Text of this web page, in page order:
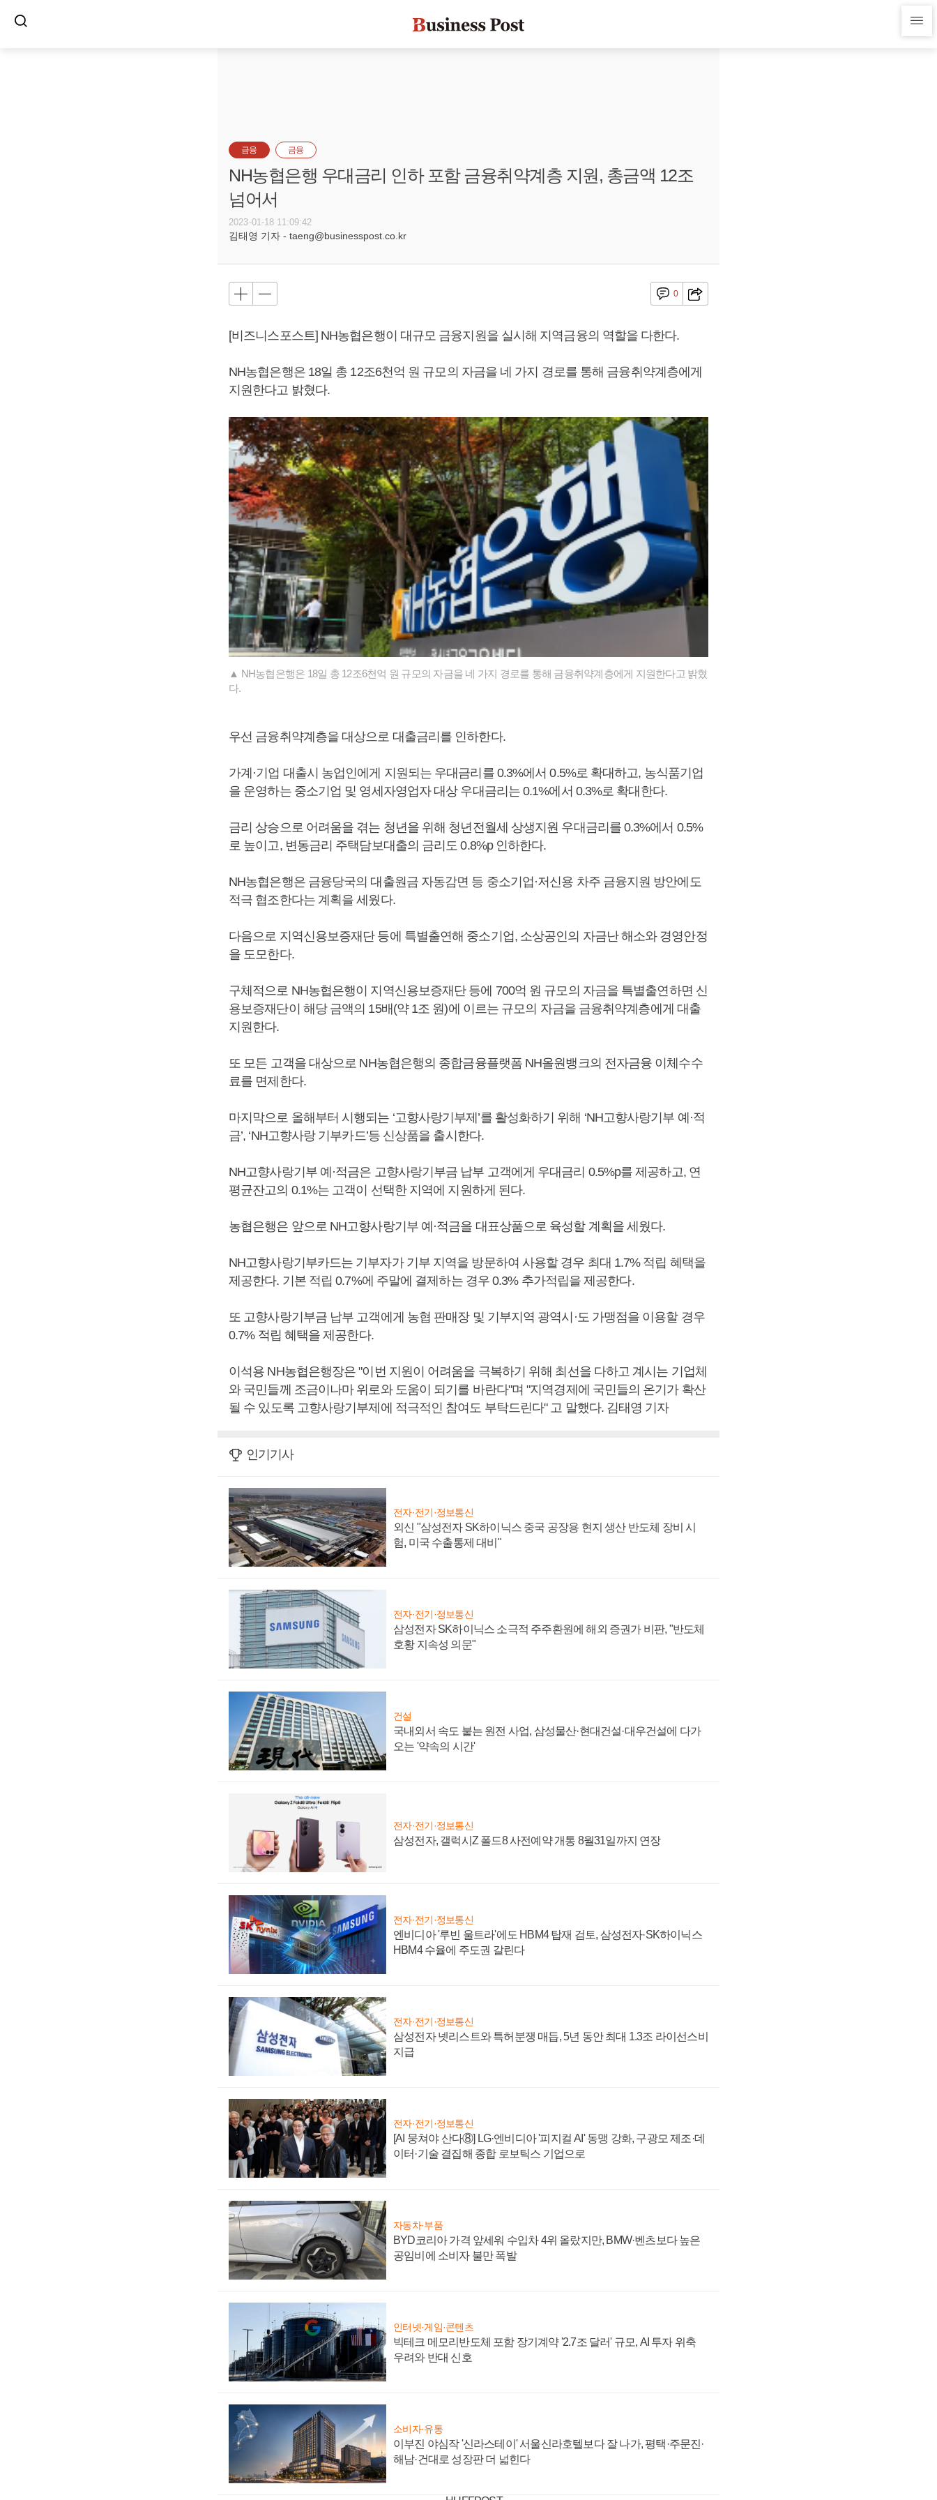
금융 금융
NH농협은행 우대금리 인하 포함 금융취약계층 지원, 총금액 12조
넘어서
2023-01-18 11:09:42
김태영 기자 - taeng@businesspost.co.kr
0
[비즈니스포스트] NH농협은행이 대규모 금융지원을 실시해 지역금융의 역할을 다한다.
NH농협은행은 18일 총 12조6천억 원 규모의 자금을 네 가지 경로를 통해 금융취약계층에게
지원한다고 밝혔다.
▲ NH농협은행은 18일 총 12조6천억 원 규모의 자금을 네 가지 경로를 통해 금융취약계층에게 지원한다고 밝혔
다.
우선 금융취약계층을 대상으로 대출금리를 인하한다.
가계·기업 대출시 농업인에게 지원되는 우대금리를 0.3%에서 0.5%로 확대하고, 농식품기업
을 운영하는 중소기업 및 영세자영업자 대상 우대금리는 0.1%에서 0.3%로 확대한다.
금리 상승으로 어려움을 겪는 청년을 위해 청년전월세 상생지원 우대금리를 0.3%에서 0.5%
로 높이고, 변동금리 주택담보대출의 금리도 0.8%p 인하한다.
NH농협은행은 금융당국의 대출원금 자동감면 등 중소기업·저신용 차주 금융지원 방안에도
적극 협조한다는 계획을 세웠다.
다음으로 지역신용보증재단 등에 특별출연해 중소기업, 소상공인의 자금난 해소와 경영안정
을 도모한다.
구체적으로 NH농협은행이 지역신용보증재단 등에 700억 원 규모의 자금을 특별출연하면 신
용보증재단이 해당 금액의 15배(약 1조 원)에 이르는 규모의 자금을 금융취약계층에게 대출
지원한다.
또 모든 고객을 대상으로 NH농협은행의 종합금융플랫폼 NH올원뱅크의 전자금융 이체수수
료를 면제한다.
마지막으로 올해부터 시행되는 ‘고향사랑기부제’를 활성화하기 위해 ‘NH고향사랑기부 예·적
금’, ‘NH고향사랑 기부카드’등 신상품을 출시한다.
NH고향사랑기부 예·적금은 고향사랑기부금 납부 고객에게 우대금리 0.5%p를 제공하고, 연
평균잔고의 0.1%는 고객이 선택한 지역에 지원하게 된다.
농협은행은 앞으로 NH고향사랑기부 예·적금을 대표상품으로 육성할 계획을 세웠다.
NH고향사랑기부카드는 기부자가 기부 지역을 방문하여 사용할 경우 최대 1.7% 적립 혜택을
제공한다. 기본 적립 0.7%에 주말에 결제하는 경우 0.3% 추가적립을 제공한다.
또 고향사랑기부금 납부 고객에게 농협 판매장 및 기부지역 광역시·도 가맹점을 이용할 경우
0.7% 적립 혜택을 제공한다.
이석용 NH농협은행장은 "이번 지원이 어려움을 극복하기 위해 최선을 다하고 계시는 기업체
와 국민들께 조금이나마 위로와 도움이 되기를 바란다"며 "지역경제에 국민들의 온기가 확산
될 수 있도록 고향사랑기부제에 적극적인 참여도 부탁드린다" 고 말했다. 김태영 기자
인기기사
전자·전기·정보통신
외신 "삼성전자 SK하이닉스 중국 공장용 현지 생산 반도체 장비 시
험, 미국 수출통제 대비"
전자·전기·정보통신
삼성전자 SK하이닉스 소극적 주주환원에 해외 증권가 비판, "반도체
호황 지속성 의문"
건설
국내외서 속도 붙는 원전 사업, 삼성물산·현대건설·대우건설에 다가
오는 '약속의 시간'
전자·전기·정보통신
삼성전자, 갤럭시Z 폴드8 사전예약 개통 8월31일까지 연장
전자·전기·정보통신
엔비디아 '루빈 울트라'에도 HBM4 탑재 검토, 삼성전자·SK하이닉스
HBM4 수율에 주도권 갈린다
전자·전기·정보통신
삼성전자 넷리스트와 특허분쟁 매듭, 5년 동안 최대 1.3조 라이선스비
지급
전자·전기·정보통신
[AI 뭉쳐야 산다⑧] LG·엔비디아 '피지컬 AI' 동맹 강화, 구광모 제조·데
이터·기술 결집해 종합 로보틱스 기업으로
자동차·부품
BYD코리아 가격 앞세워 수입차 4위 올랐지만, BMW·벤츠보다 높은
공임비에 소비자 불만 폭발
인터넷·게임·콘텐츠
빅테크 메모리반도체 포함 장기계약 '2.7조 달러' 규모, AI 투자 위축
우려와 반대 신호
소비자·유통
이부진 야심작 '신라스테이' 서울신라호텔보다 잘 나가, 평택·주문진·
해남·건대로 성장판 더 넓힌다